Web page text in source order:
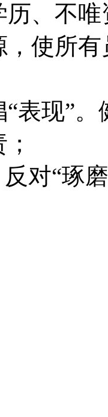
、不
使所
表现”
对“琢